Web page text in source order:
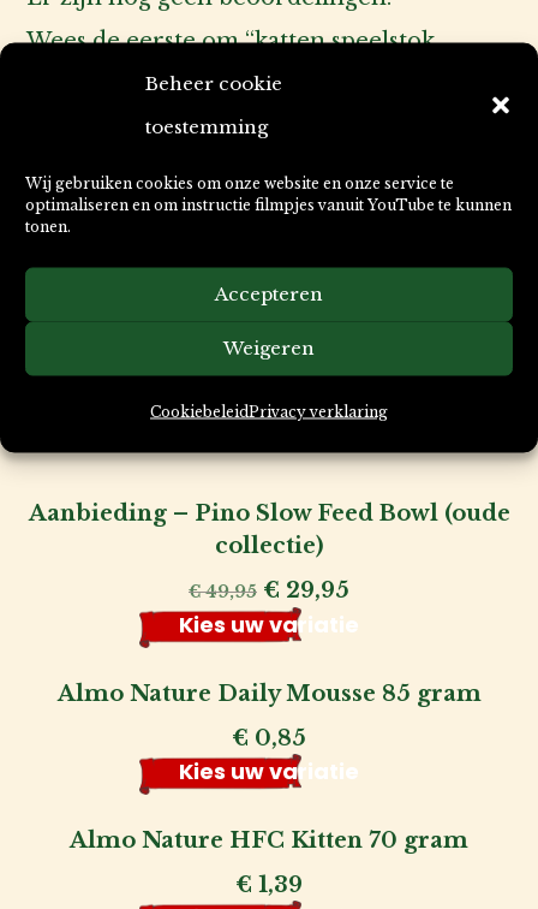
Beheer cookie
toestemming
Wij gebruiken cookies om onze website en onze service te
optimaliseren en om instructie filmpjes vanuit YouTube te kunnen
tonen.
Accepteren
Weigeren
CookiebeleidPrivacy verklaring
Wees de eerste om “katten speelstok
MysticFeathers” te beoordelen
ingelogd zijnom een beoordeling
te plaatsen.
Deze producten zijn ook leuk
voor uw kat & hond, fijn voor u
zelf of praktisch voor de
verzorging van uw huisdier.
Aanbieding – Pino Slow Feed Bowl (oude
collectie)
€49,95 Oorspronkelijke
prijs
was:
€ 49,95.
€ 29,95
prijs
€ 29,95.
Kies uw variatie
Almo Nature Daily Mousse 85 gram
€ 0,85
Kies uw variatie
Almo Nature HFC Kitten 70 gram
€ 1,39